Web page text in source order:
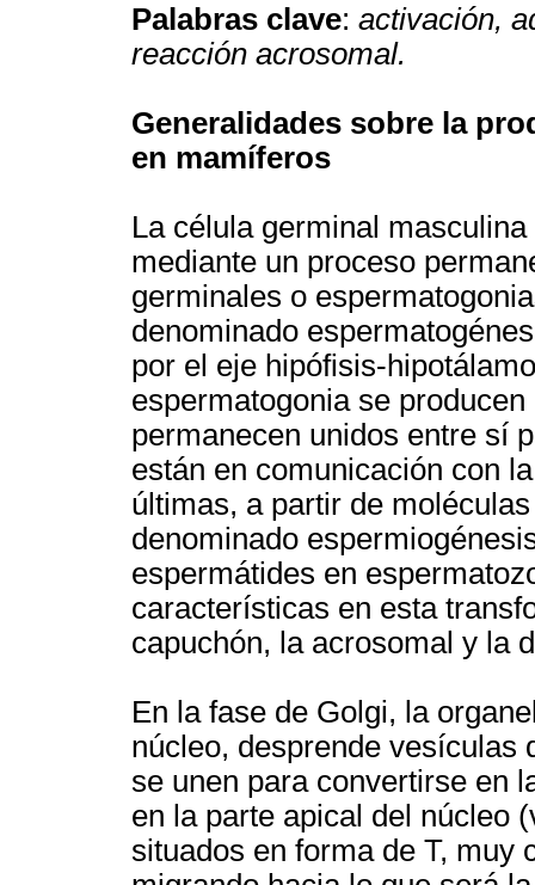
Palabras clave: activación,
reacción acrosomal.
Generalidades sobre la
en mamíferos
La célula germinal
mediante un proceso
germinales o
denominado
por el eje hipófisis-
espermatogonia se
permanecen unidos entre sí
están en comunicación con
últimas, a partir de
denominado
espermátides en
características en esta
capuchón, la acrosomal y la
En la fase de Golgi, la
núcleo, desprende vesículas
se unen para convertirse en
en la parte apical del núcleo
situados en forma de T, muy